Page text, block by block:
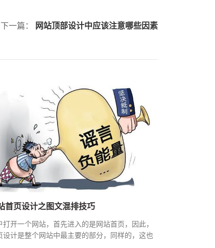
下一篇： 网站顶部设计中应该注意哪些因素
首页设计之图文混排技巧
打开一个网站，首先进入的是网站首页，因此，
设计是整个网站中最主要的部分，同样的，这也